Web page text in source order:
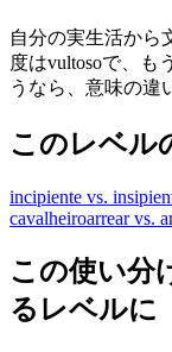
自分の実生活から
度はvultosoで、も
うなら、意味の違
このレベル
incipiente vs.
cavalheiroarrear vs.
この使い分
るレベルに